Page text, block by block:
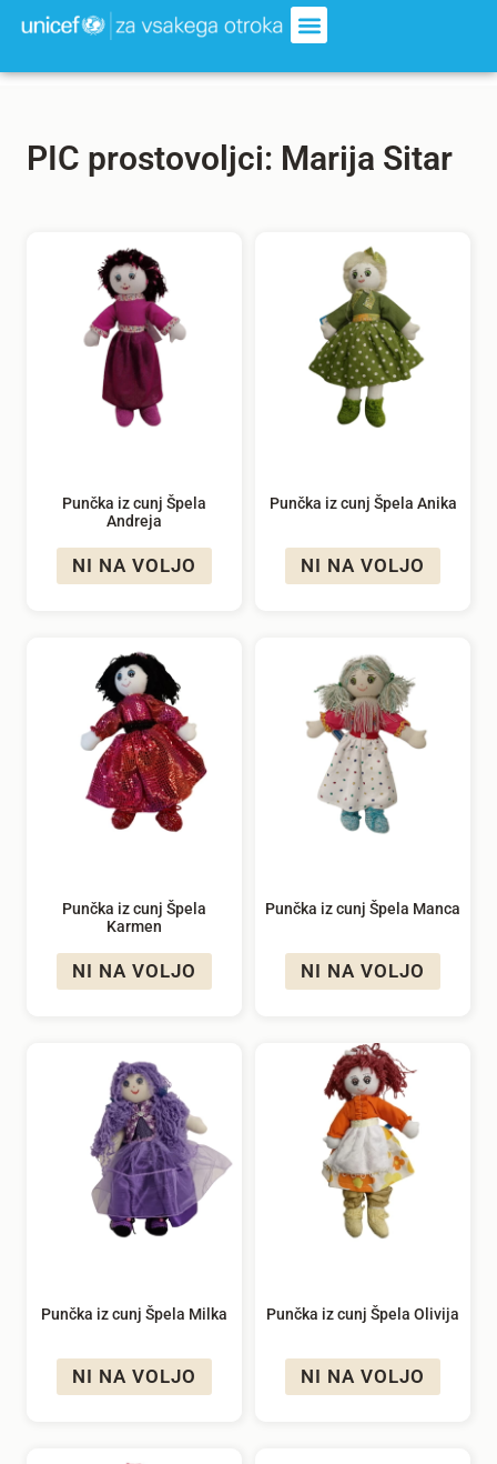
PIC prostovoljci: Marija Sitar
Punčka iz cunj Špela
Andreja
NI NA VOLJO
Punčka iz cunj Špela Anika
NI NA VOLJO
Punčka iz cunj Špela
Karmen
NI NA VOLJO
Punčka iz cunj Špela Manca
NI NA VOLJO
Punčka iz cunj Špela Milka
NI NA VOLJO
Punčka iz cunj Špela Olivija
NI NA VOLJO